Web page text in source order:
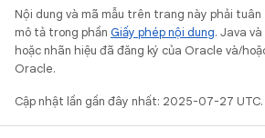
Nội dung và mã mẫu trên trang này phải
mô tả trong phần Giấy phép nội dung. Java
hoặc nhãn hiệu đã đăng ký của Oracle và/
Oracle.
Cập nhật lần gần đây nhất: 2025-07-27 UTC.